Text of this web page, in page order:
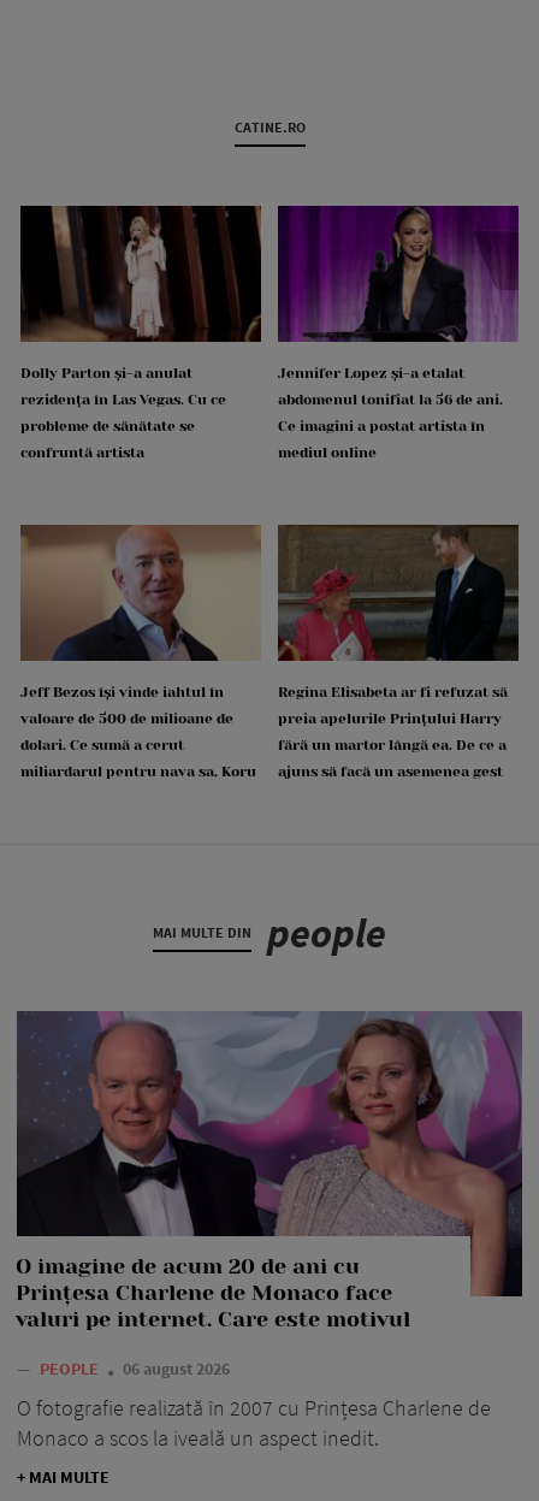
CATINE.RO
Dolly Parton și-a anulat
rezidența în Las Vegas. Cu ce
probleme de sănătate se
confruntă artista
Jennifer Lopez și-a etalat
abdomenul tonifiat la 56 de ani.
Ce imagini a postat artista în
mediul online
Jeff Bezos își vinde iahtul în
valoare de 500 de milioane de
dolari. Ce sumă a cerut
miliardarul pentru nava sa, Koru
Regina Elisabeta ar fi refuzat să
preia apelurile Prințului Harry
fără un martor lângă ea. De ce a
ajuns să facă un asemenea gest
MAI MULTE DIN people
O imagine de acum 20 de ani cu
Prințesa Charlene de Monaco face
valuri pe internet. Care este motivul
— PEOPLE 06 august 2026
O fotografie realizată în 2007 cu Prințesa Charlene de
Monaco a scos la iveală un aspect inedit.
+ MAI MULTE